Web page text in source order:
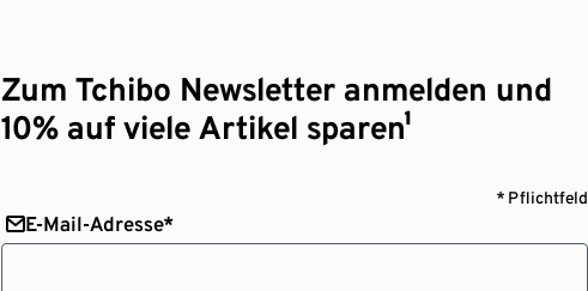
Zum Tchibo Newsletter anmelden und
10% auf viele Artikel sparen¹
* Pflichtfeld
E-Mail-Adresse*